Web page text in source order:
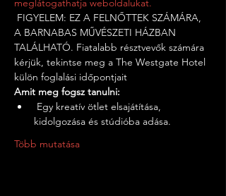
meglátogathatja weboldalukat.
A BARNABAS MŰVÉSZETI HÁZBAN
TALÁLHATÓ. Fiatalabb résztvevők számára
kérjük, tekintse meg a The Westgate Hotel
külön foglalási időpontjait
Amit meg fogsz tanulni:
kidolgozása és stúdióba adása.
Több mutatása